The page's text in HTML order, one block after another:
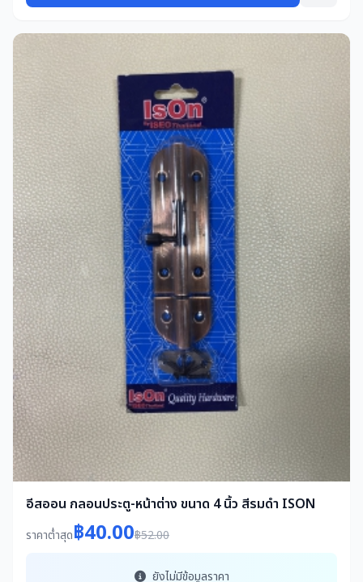
อีสออน กลอนประตู-หน้าต่าง ขนาด 4 นิ้ว สีรมดำ ISON
ราคาต่ำสุด฿40.00฿52.00
ยังไม่มีข้อมูลราคา